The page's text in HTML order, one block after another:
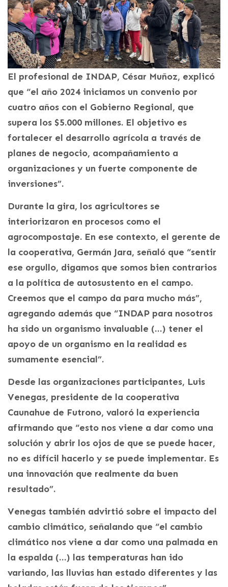
El profesional de INDAP, César Muñoz, explicó
que “el año 2024 iniciamos un convenio por
cuatro años con el Gobierno Regional, que
supera los $5.000 millones. El objetivo es
fortalecer el desarrollo agrícola a través de
planes de negocio, acompañamiento a
organizaciones y un fuerte componente de
inversiones”.
Durante la gira, los agricultores se
interiorizaron en procesos como el
agrocompostaje. En ese contexto, el gerente de
la cooperativa, Germán Jara, señaló que “sentir
ese orgullo, digamos que somos bien contrarios
a la política de autosustento en el campo.
Creemos que el campo da para mucho más”,
agregando además que “INDAP para nosotros
ha sido un organismo invaluable (…) tener el
apoyo de un organismo en la realidad es
sumamente esencial”.
Desde las organizaciones participantes, Luis
Venegas, presidente de la cooperativa
Caunahue de Futrono, valoró la experiencia
afirmando que “esto nos viene a dar como una
solución y abrir los ojos de que se puede hacer,
no es difícil hacerlo y se puede implementar. Es
una innovación que realmente da buen
resultado”.
Venegas también advirtió sobre el impacto del
cambio climático, señalando que “el cambio
climático nos viene a dar como una palmada en
la espalda (…) las temperaturas han ido
variando, las lluvias han estado diferentes y las